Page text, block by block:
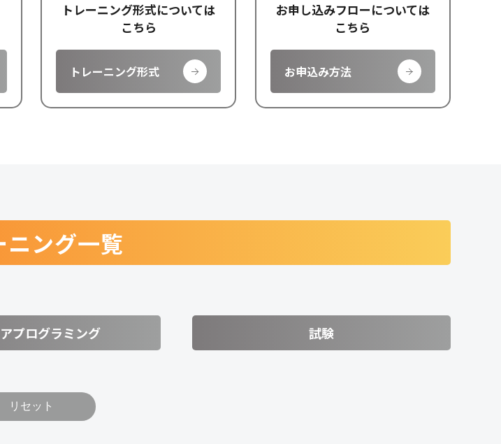
トレーニング形式については
こちら
トレーニング形式
お申し込みフローについては
こちら
お申込み方法
ニング一覧
プログラミング 試験
リセット